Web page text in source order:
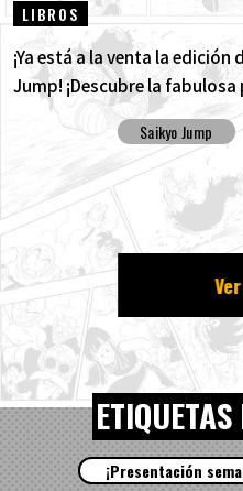
LIBROS
¡Ya está a la venta la
Jump! ¡Descubre la
todos los divertidos extras!
Saikyo Jump
¡Presentación